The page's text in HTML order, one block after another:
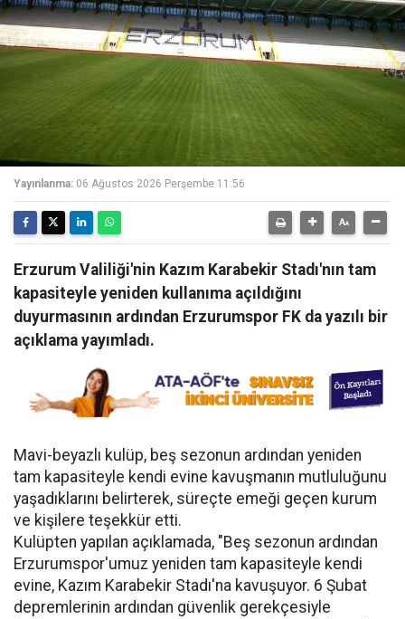
Yayınlanma: 06 Ağustos 2026 Perşembe 11:56
Erzurum Valiliği'nin Kazım Karabekir Stadı'nın tam
kapasiteyle yeniden kullanıma açıldığını
duyurmasının ardından Erzurumspor FK da yazılı bir
açıklama yayımladı.
Mavi-beyazlı kulüp, beş sezonun ardından yeniden
tam kapasiteyle kendi evine kavuşmanın mutluluğunu
yaşadıklarını belirterek, süreçte emeği geçen kurum
ve kişilere teşekkür etti.
Kulüpten yapılan açıklamada, "Beş sezonun ardından
Erzurumspor'umuz yeniden tam kapasiteyle kendi
evine, Kazım Karabekir Stadı'na kavuşuyor. 6 Şubat
depremlerinin ardından güvenlik gerekçesiyle